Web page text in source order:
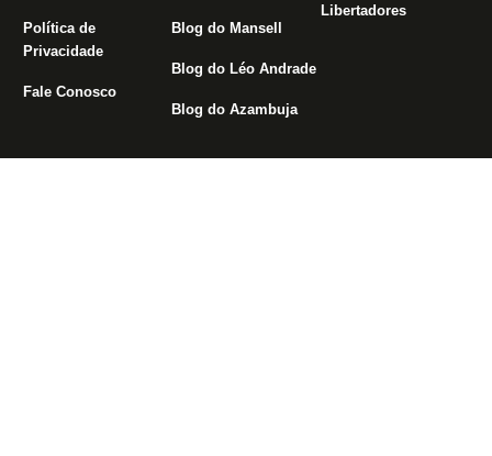
Política de
Privacidade
Fale Conosco
Blog do Mansell
Blog do Léo Andrade
Blog do Azambuja
Libertadores